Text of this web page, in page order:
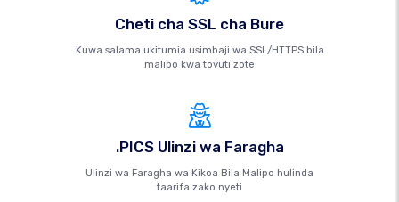
Cheti cha SSL cha Bure
Kuwa salama ukitumia usimbaji wa SSL/HTTPS bila
malipo kwa tovuti zote
.PICS Ulinzi wa Faragha
Ulinzi wa Faragha wa Kikoa Bila Malipo hulinda
taarifa zako nyeti